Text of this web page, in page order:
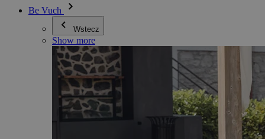
Be Vuch
Wstecz
Show more